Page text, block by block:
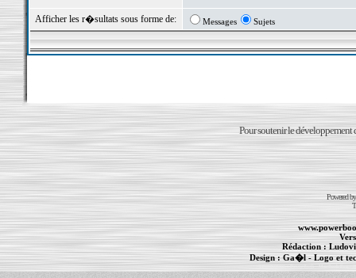
Afficher les r�sultats sous forme de: Messages Sujets
Pour soutenir le développement
Powered
Rédaction :
Design : Ga�l- Logo et